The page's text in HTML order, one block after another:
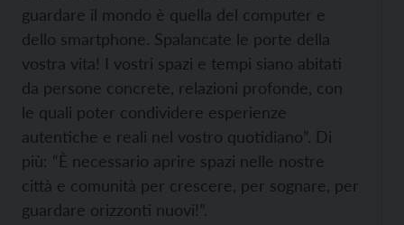
guardare il mondo è quella del computer e
dello smartphone. Spalancate le porte della
vostra vita! I vostri spazi e tempi siano abitati
da persone concrete, relazioni profonde, con
le quali poter condividere esperienze
autentiche e reali nel vostro quotidiano”. Di
più: “È necessario aprire spazi nelle nostre
città e comunità per crescere, per sognare, per
guardare orizzonti nuovi!”.